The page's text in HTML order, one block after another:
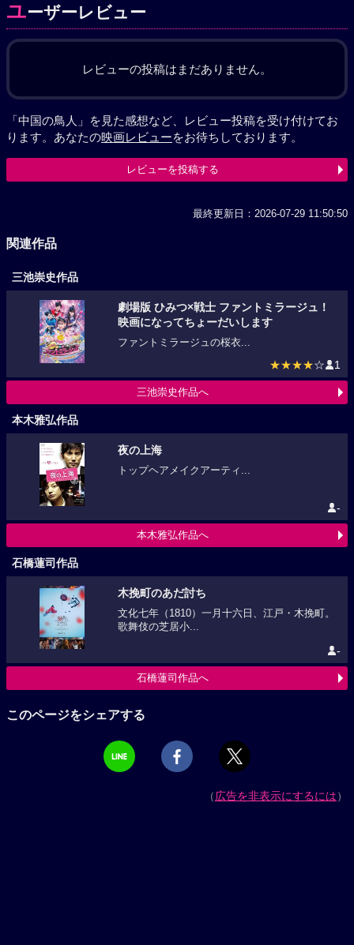
ユーザーレビュー
レビューの投稿はまだありません。
「中国の鳥人」を見た感想など、レビュー投稿を受け付けてお
ります。あなたの映画レビューをお待ちしております。
レビューを投稿する
最終更新日：2026-07-29 11:50:50
関連作品
三池崇史作品
劇場版 ひみつ×戦士 ファントミラージュ！
映画になってちょーだいします
ファントミラージュの桜衣...
★★★★☆ 1
三池崇史作品へ
本木雅弘作品
夜の上海
トップヘアメイクアーティ...
-
本木雅弘作品へ
石橋蓮司作品
木挽町のあだ討ち
文化七年（1810）一月十六日、江戸・木挽町。
歌舞伎の芝居小...
-
石橋蓮司作品へ
このページをシェアする
（広告を非表示にするには）